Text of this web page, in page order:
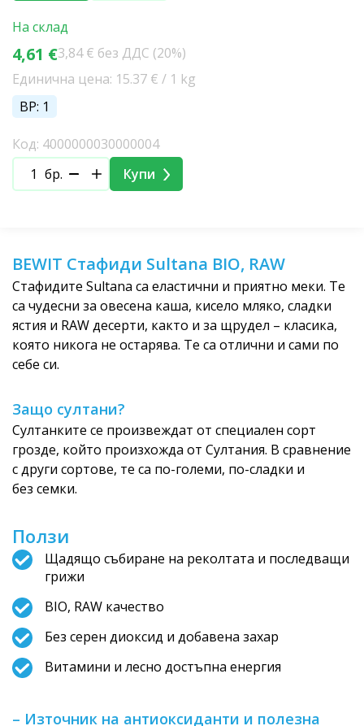
На склад
4,61 €3,84 € без ДДС (20%)
Единична цена: 15.37 € / 1 kg
BP: 1
Код: 4000000030000004
бр.
Купи
BEWIT Стафиди Sultana BIO, RAW
Стафидите Sultana са еластични и приятно меки. Те
са чудесни за овесена каша, кисело мляко, сладки
ястия и RAW десерти, както и за щрудел – класика,
която никога не остарява. Те са отлични и сами по
себе си.
Защо султани?
Султанките се произвеждат от специален сорт
грозде, който произхожда от Султания. В сравнение
с други сортове, те са по-големи, по-сладки и
без семки.
Ползи
Щадящо събиране на реколтата и последващи
грижи
BIO, RAW качество
Без серен диоксид и добавена захар
Витамини и лесно достъпна енергия
– Източник на антиоксиданти и полезна